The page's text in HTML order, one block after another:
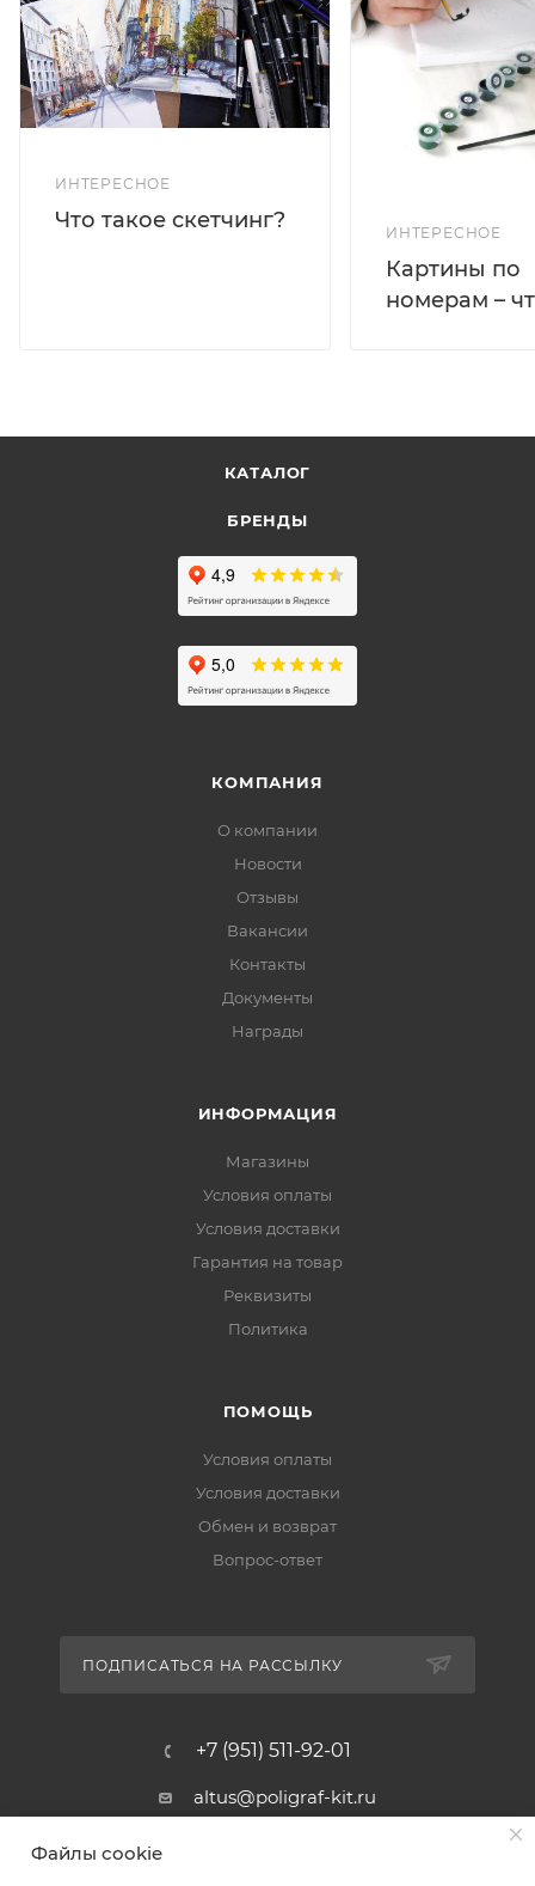
ИНТЕРЕСНОЕ
Что такое скетчинг?
ИНТЕРЕСНОЕ
Картины по
номерам –
КАТАЛОГ
БРЕНДЫ
КОМПАНИЯ
О компании
Новости
Отзывы
Вакансии
Контакты
Документы
Награды
ИНФОРМАЦИЯ
Магазины
Условия оплаты
Условия доставки
Гарантия на товар
Реквизиты
Политика
ПОМОЩЬ
Условия оплаты
Условия доставки
Обмен и возврат
Вопрос-ответ
ПОДПИСАТЬСЯ НА РАССЫЛКУ
+7 (951) 511-92-01
altus@poligraf-kit.ru
Магазин-склад ТЦ "Альтус"
Файлы cookie